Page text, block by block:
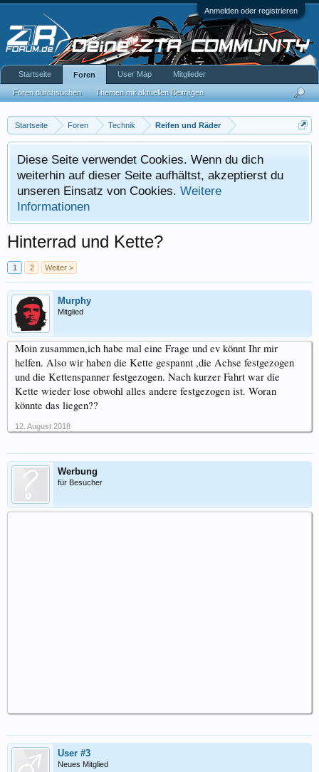
Anmelden oder registrieren
Startseite Foren Technik Reifen und Räder
Diese Seite verwendet Cookies. Wenn du dich
weiterhin auf dieser Seite aufhältst, akzeptierst du
unseren Einsatz von Cookies. Weitere
Informationen
Hinterrad und Kette?
1 2 Weiter >
Murphy
Mitglied
Moin zusammen,ich habe mal eine Frage und ev könnt Ihr mir
helfen. Also wir haben die Kette gespannt ,die Achse festgezogen
und die Kettenspanner festgezogen. Nach kurzer Fahrt war die
Kette wieder lose obwohl alles andere festgezogen ist. Woran
könnte das liegen??
12. August 2018
Werbung
für Besucher
User #3
Neues Mitglied
Startseite Foren
Foren durchsuchen Themen mit aktuellen Beiträgen
User Map Mitglieder